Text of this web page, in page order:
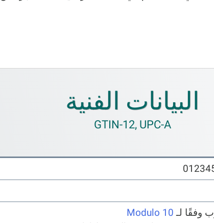
البيانات الفنية
GTIN-12, UPC-A
وفقًا لـ Modulo 10